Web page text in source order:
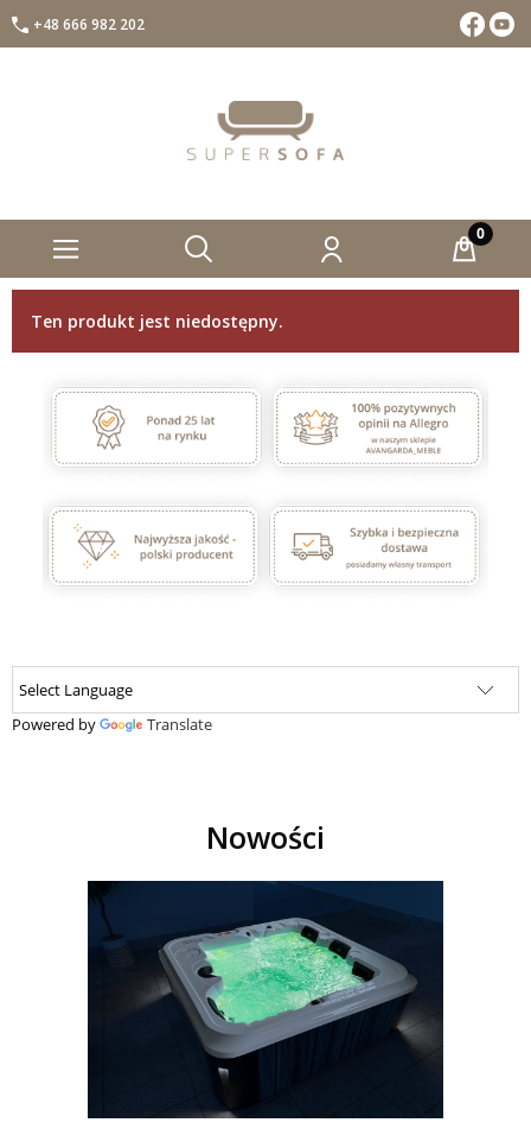
+48 666 982 202 Facebook
Ten produkt jest niedostępny.
Powered by Translate
Nowości